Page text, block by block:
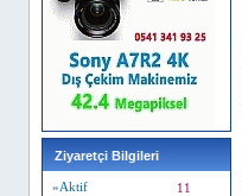
Ziyaretçi Bilgileri
»Aktif
11